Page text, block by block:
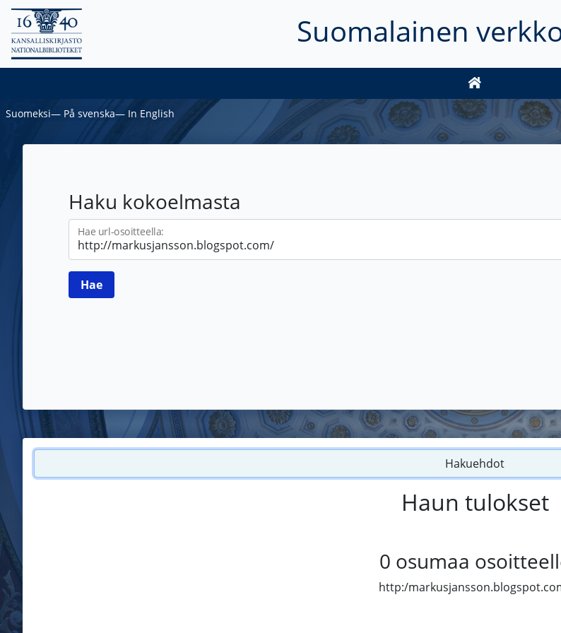
Suomalainen
Suomeksi― På svenska― In English
Haku kokoelmasta
Hae url-osoitteella:
Hakuehdot
Haun tulokset
0 osumaa
http:/